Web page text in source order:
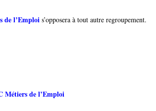
de l’Emploi s’opposera à tout autre regroupement.
Métiers de l’Emploi